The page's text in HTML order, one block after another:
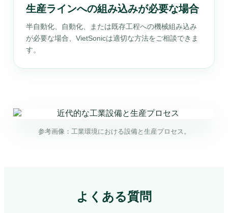
生産ラインへの組み込みが必要な場合
半自動化、自動化、または既存工程への機械組み込み
が必要な場合、VietSonicは適切な方法をご相談できま
す。
参考画像：工業環境における設備と生産プロセス。
よくある質問